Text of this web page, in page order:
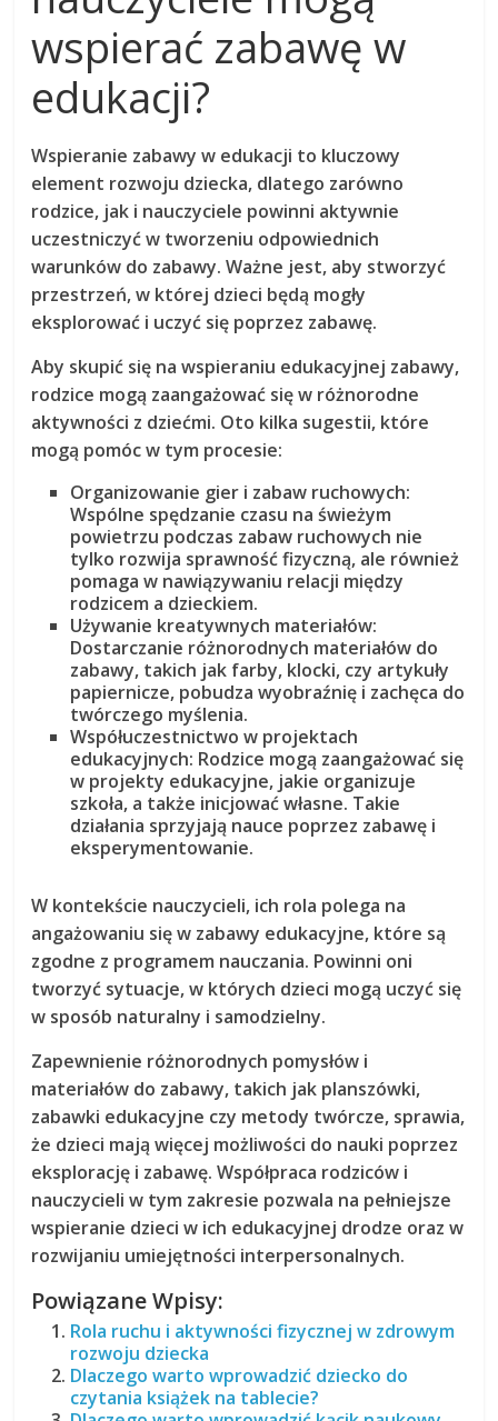
wspierać zabawę w
edukacji?
Wspieranie zabawy w edukacji to kluczowy
element rozwoju dziecka, dlatego zarówno
rodzice, jak i nauczyciele powinni aktywnie
uczestniczyć w tworzeniu odpowiednich
warunków do zabawy. Ważne jest, aby stworzyć
przestrzeń, w której dzieci będą mogły
eksplorować i uczyć się poprzez zabawę.
Aby skupić się na wspieraniu edukacyjnej zabawy,
rodzice mogą zaangażować się w różnorodne
aktywności z dziećmi. Oto kilka sugestii, które
mogą pomóc w tym procesie:
Organizowanie gier i zabaw ruchowych:
Wspólne spędzanie czasu na świeżym
powietrzu podczas zabaw ruchowych nie
tylko rozwija sprawność fizyczną, ale również
pomaga w nawiązywaniu relacji między
rodzicem a dzieckiem.
Używanie kreatywnych materiałów:
Dostarczanie różnorodnych materiałów do
zabawy, takich jak farby, klocki, czy artykuły
papiernicze, pobudza wyobraźnię i zachęca do
twórczego myślenia.
Współuczestnictwo w projektach
edukacyjnych: Rodzice mogą zaangażować się
w projekty edukacyjne, jakie organizuje
szkoła, a także inicjować własne. Takie
działania sprzyjają nauce poprzez zabawę i
eksperymentowanie.
W kontekście nauczycieli, ich rola polega na
angażowaniu się w zabawy edukacyjne, które są
zgodne z programem nauczania. Powinni oni
tworzyć sytuacje, w których dzieci mogą uczyć się
w sposób naturalny i samodzielny.
Zapewnienie różnorodnych pomysłów i
materiałów do zabawy, takich jak planszówki,
zabawki edukacyjne czy metody twórcze, sprawia,
że dzieci mają więcej możliwości do nauki poprzez
eksplorację i zabawę. Współpraca rodziców i
nauczycieli w tym zakresie pozwala na pełniejsze
wspieranie dzieci w ich edukacyjnej drodze oraz w
rozwijaniu umiejętności interpersonalnych.
Powiązane Wpisy:
Rola ruchu i aktywności fizycznej w zdrowym
rozwoju dziecka
Dlaczego warto wprowadzić dziecko do
czytania książek na tablecie?